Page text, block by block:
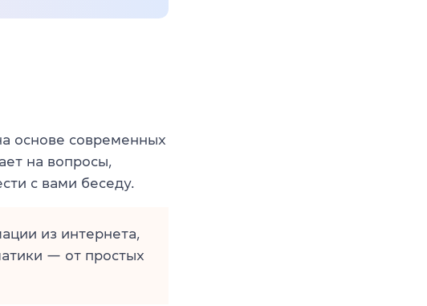
основе современных
на вопросы,
с вами беседу.
из интернета,
— от простых